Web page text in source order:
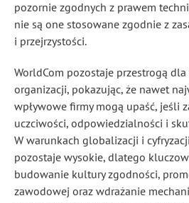
pozornie zgodnych z prawem
nie są one stosowane zgodnie z
i przejrzystości.
WorldCom pozostaje przestrogą dla
organizacji, pokazując, że nawet
wpływowe firmy mogą upaść, jeśli
uczciwości, odpowiedzialności i
W warunkach globalizacji i
pozostaje wysokie, dlatego
budowanie kultury zgodności,
zawodowej oraz wdrażanie